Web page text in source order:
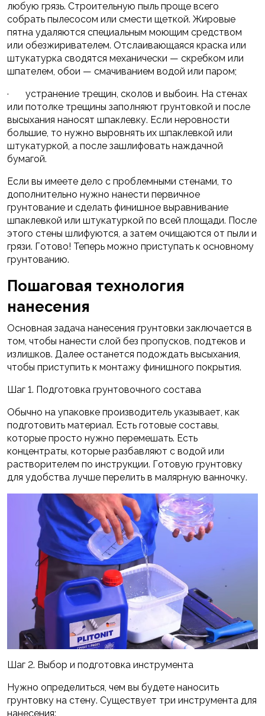
любую грязь. Строительную пыль проще всего
собрать пылесосом или смести щеткой. Жировые
пятна удаляются специальным моющим средством
или обезжиривателем. Отслаивающаяся краска или
штукатурка сводятся механически — скребком или
шпателем, обои — смачиванием водой или паром;
· устранение трещин, сколов и выбоин. На стенах
или потолке трещины заполняют грунтовкой и после
высыхания наносят шпаклевку. Если неровности
большие, то нужно выровнять их шпаклевкой или
штукатуркой, а после зашлифовать наждачной
бумагой.
Если вы имеете дело с проблемными стенами, то
дополнительно нужно нанести первичное
грунтование и сделать финишное выравнивание
шпаклевкой или штукатуркой по всей площади. После
этого стены шлифуются, а затем очищаются от пыли и
грязи. Готово! Теперь можно приступать к основному
грунтованию.
Пошаговая технология
нанесения
Основная задача нанесения грунтовки заключается в
том, чтобы нанести слой без пропусков, подтеков и
излишков. Далее останется подождать высыхания,
чтобы приступить к монтажу финишного покрытия.
Шаг 1. Подготовка грунтовочного состава
Обычно на упаковке производитель указывает, как
подготовить материал. Есть готовые составы,
которые просто нужно перемешать. Есть
концентраты, которые разбавляют с водой или
растворителем по инструкции. Готовую грунтовку
для удобства лучше перелить в малярную ванночку.
Шаг 2. Выбор и подготовка инструмента
Нужно определиться, чем вы будете наносить
грунтовку на стену. Существует три инструмента для
нанесения: